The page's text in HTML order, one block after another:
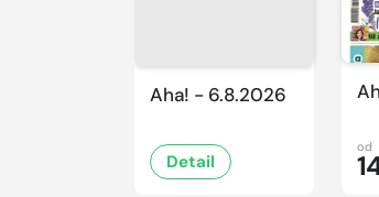
Aha! - 6.8.2026
Detail
od